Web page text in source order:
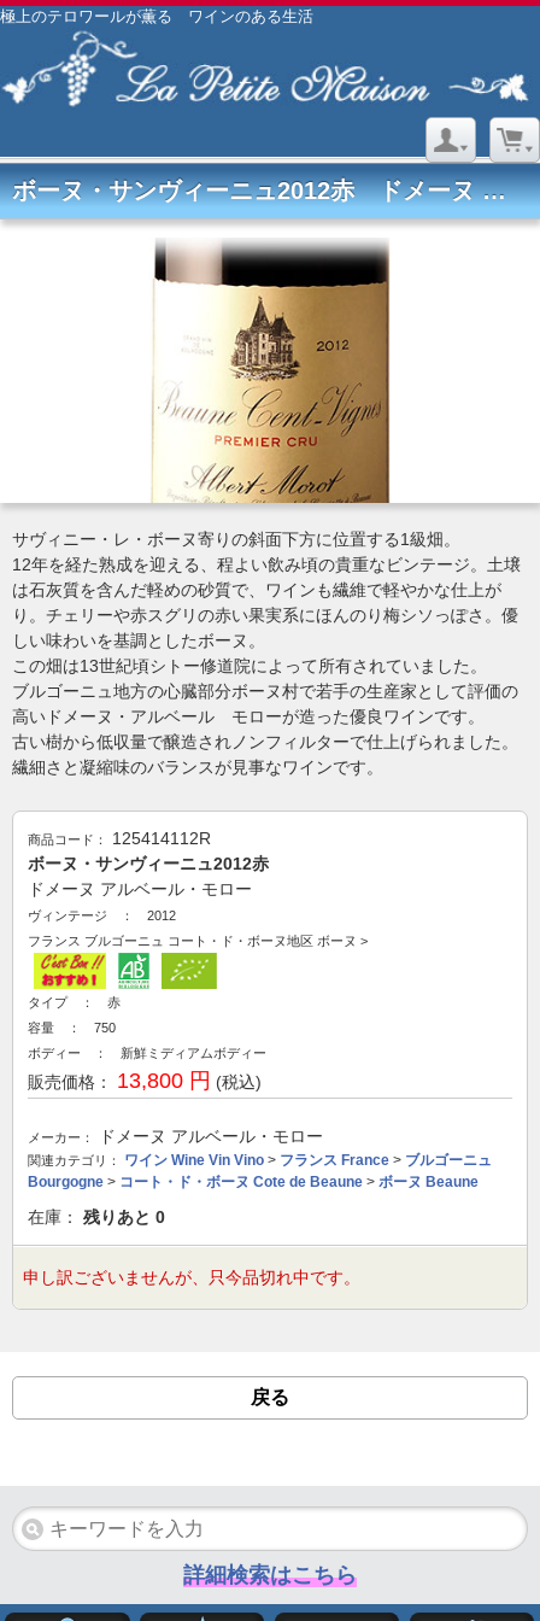
極上のテロワールが薫る ワインのある生活
ボーヌ・サンヴィーニュ2012赤 ドメーヌ アルベール・モロー
サヴィニー・レ・ボーヌ寄りの斜面下方に位置する1級畑。
12年を経た熟成を迎える、程よい飲み頃の貴重なビンテージ。土壌
は石灰質を含んだ軽めの砂質で、ワインも繊維で軽やかな仕上が
り。チェリーや赤スグリの赤い果実系にほんのり梅シソっぽさ。優
しい味わいを基調としたボーヌ。
この畑は13世紀頃シトー修道院によって所有されていました。
ブルゴーニュ地方の心臓部分ボーヌ村で若手の生産家として評価の
高いドメーヌ・アルベール モローが造った優良ワインです。
古い樹から低収量で醸造されノンフィルターで仕上げられました。
繊細さと凝縮味のバランスが見事なワインです。
商品コード：
125414112R
ボーヌ・サンヴィーニュ2012赤
ドメーヌ アルベール・モロー
ヴィンテージ ： 2012
フランス ブルゴーニュ コート・ド・ボーヌ地区 ボーヌ >
タイプ ： 赤
容量 ： 750
ボディー ： 新鮮ミディアムボディー
販売価格： 13,800 円 (税込)
メーカー： ドメーヌ アルベール・モロー
関連カテゴリ： ワイン Wine Vin Vino > フランス France > ブルゴーニュ
Bourgogne > コート・ド・ボーヌ Cote de Beaune > ボーヌ Beaune
在庫： 残りあと 0
申し訳ございませんが、只今品切れ中です。
戻る
詳細検索はこちら